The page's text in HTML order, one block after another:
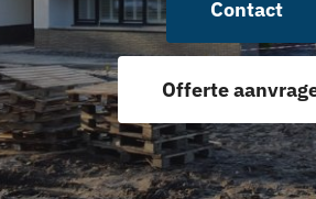
Offerte aanvragen
Contact
Offerte